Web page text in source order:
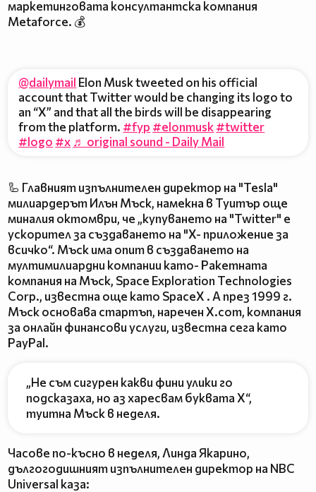
маркетинговата консултантска компания
Metaforce. 💰
@dailymail Elon Musk tweeted on his official
account that Twitter would be changing its logo to
an “X” and that all the birds will be disappearing
from the platform. #fyp #elonmusk#twitter
#logo #x ♬ original sound - Daily Mail
🦾 Главният изпълнителен директор на "Tesla"
милиардерът Илън Мъск, намекна в Туитър още
миналия октомври, че „купуването на "Twitter" е
ускорител за създаването на "X- приложение за
всичко“. Мъск има опит в създаването на
мултимилиардни компании като- Ракетната
компания на Мъск, Space Exploration Technologies
Corp., известна още като SpaceX . А през 1999 г.
Мъск основава стартъп, наречен X.com, компания
за онлайн финансови услуги, известна сега като
PayPal.
„Не съм сигурен какви фини улики го
подсказаха, но аз харесвам буквата X“,
туитна Мъск в неделя.
Часове по-късно в неделя, Линда Якарино,
дългогодишният изпълнителен директор на NBC
Universal каза: